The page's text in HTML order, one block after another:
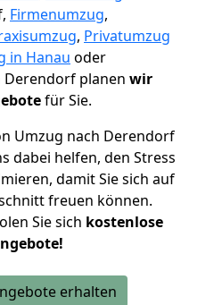
Firmenumzug,
, Privatumzug
in Hanau oder
Derendorf planen wir
für Sie.
Umzug nach Derendorf
dabei helfen, den Stress
damit Sie sich auf
freuen können.
Sie sich kostenlose
erhalten